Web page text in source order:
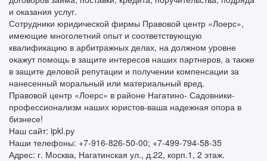
и оказания услуг.
Сотрудники юридической фирмы Правовой центр «Лоерс»,
имеющие многолетний опыт и соответствующую
квалификацию в арбитражных делах, на должном уровне
окажут помощь в защите интересов наших партнеров, а также
в защите деловой репутации и получении компенсации за
нанесенный моральный или материальный вред.
Правовой центр «Лоерс» в районе Нагатино- Садовники-
профессионализм наших юристов-ваша надежная опора в
бизнесе!
Наш сайт: ipkl.ру
Наши телефоны: +7-916-826-50-00; +7-499-794-58-35
Адрес: г. Москва, Нагатинская ул., д.22, корп.1, 2 этаж.